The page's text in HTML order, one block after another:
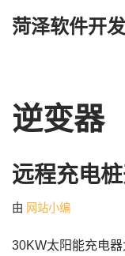
文
菏泽软件开发
逆变器
远程充电
由 网站小编
30KW太阳能充电